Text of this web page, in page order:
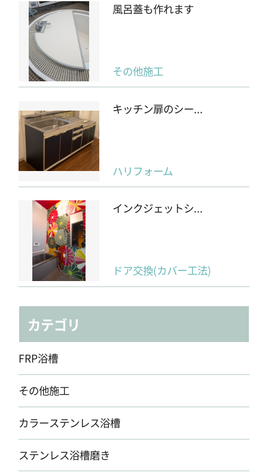
風呂蓋も作れます
その他施工
キッチン扉のシー...
ハリフォーム
インクジェットシ...
ドア交換(カバー工法)
カテゴリ
FRP浴槽
その他施工
カラーステンレス浴槽
ステンレス浴槽磨き